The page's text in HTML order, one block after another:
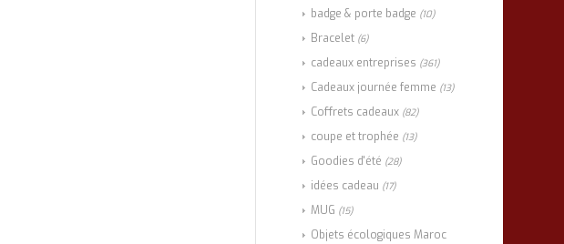
badge & porte badge (10)
Bracelet (6)
cadeaux entreprises (361)
Cadeaux journée femme (13)
Coffrets cadeaux (82)
coupe et trophée (13)
Goodies d'été (28)
idées cadeau (17)
MUG (15)
Objets écologiques Maroc